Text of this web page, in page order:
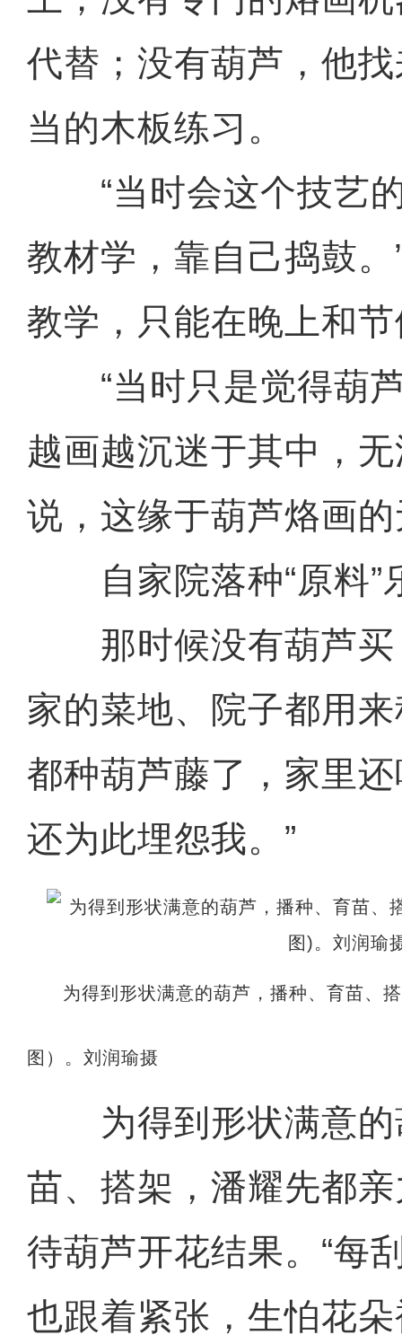
代替；没有葫芦，他
当的木板练习。
“当时会这个技艺的
教材学，靠自己捣鼓
教学，只能在晚上和
“当时只是觉得葫芦
越画越沉迷于其中，
说，这缘于葫芦烙画
自家院落种“原料”
那时候没有葫芦买
家的菜地、院子都用来
都种葫芦藤了，家里
还为此埋怨我。”
为得到形状满意的葫芦，播种、育苗、
图）。刘润瑜摄
为得到形状满意的
苗、搭架，潘耀先都
待葫芦开花结果。“每
也跟着紧张，生怕花